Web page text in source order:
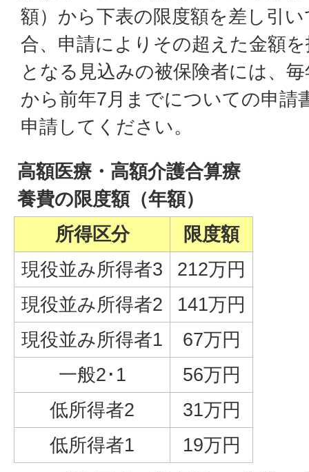
額）から下表の限度額を差し引
合、申請によりその超えた金額
となる見込みの被保険者には、
から前年7月までについての申請
申請してください。
高額医療・高額介護合算療
養費の限度額（年額）
所得区分
限度額
現役並み所得者3
212万円
現役並み所得者2
141万円
現役並み所得者1
67万円
一般2･1
56万円
低所得者2
31万円
低所得者1
19万円